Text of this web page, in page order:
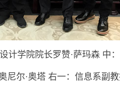
计学院院长罗赞·萨玛森 中
尼尔·奥塔 右一：信息系副